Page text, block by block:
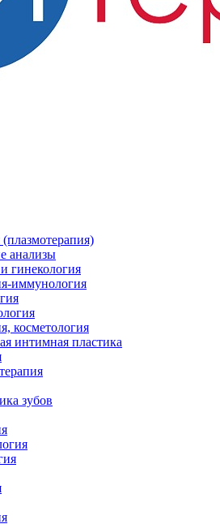
анализы
гинекология
иммунология
косметология
интимная пластика
зубов